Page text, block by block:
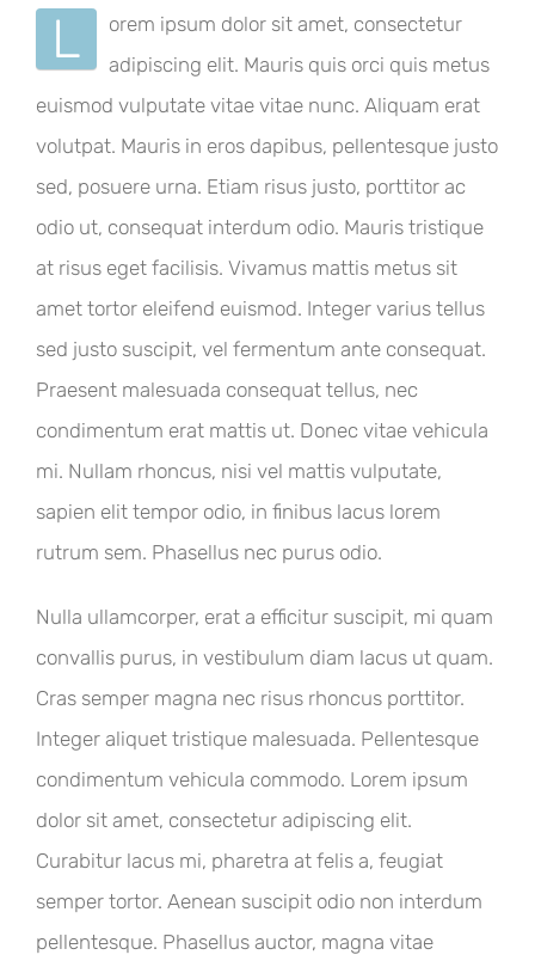
L
orem ipsum dolor sit amet, consectetur
adipiscing elit. Mauris quis orci quis metus
euismod vulputate vitae vitae nunc. Aliquam erat
volutpat. Mauris in eros dapibus, pellentesque justo
sed, posuere urna. Etiam risus justo, porttitor ac
odio ut, consequat interdum odio. Mauris tristique
at risus eget facilisis. Vivamus mattis metus sit
amet tortor eleifend euismod. Integer varius tellus
sed justo suscipit, vel fermentum ante consequat.
Praesent malesuada consequat tellus, nec
condimentum erat mattis ut. Donec vitae vehicula
mi. Nullam rhoncus, nisi vel mattis vulputate,
sapien elit tempor odio, in finibus lacus lorem
rutrum sem. Phasellus nec purus odio.
Nulla ullamcorper, erat a efficitur suscipit, mi quam
convallis purus, in vestibulum diam lacus ut quam.
Cras semper magna nec risus rhoncus porttitor.
Integer aliquet tristique malesuada. Pellentesque
condimentum vehicula commodo. Lorem ipsum
dolor sit amet, consectetur adipiscing elit.
Curabitur lacus mi, pharetra at felis a, feugiat
semper tortor. Aenean suscipit odio non interdum
pellentesque. Phasellus auctor, magna vitae